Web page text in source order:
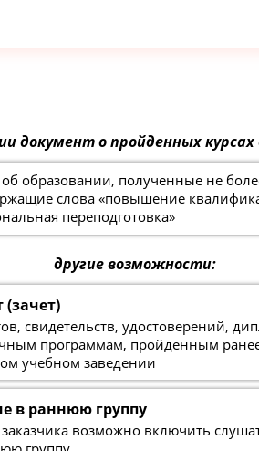
документ о пройденных
образовании, полученные не
слова «повышение
переподготовка»
другие возможности:
(зачет)
свидетельств, удостоверений,
программам, пройденным
учебном заведении
в раннюю группу
возможно включить